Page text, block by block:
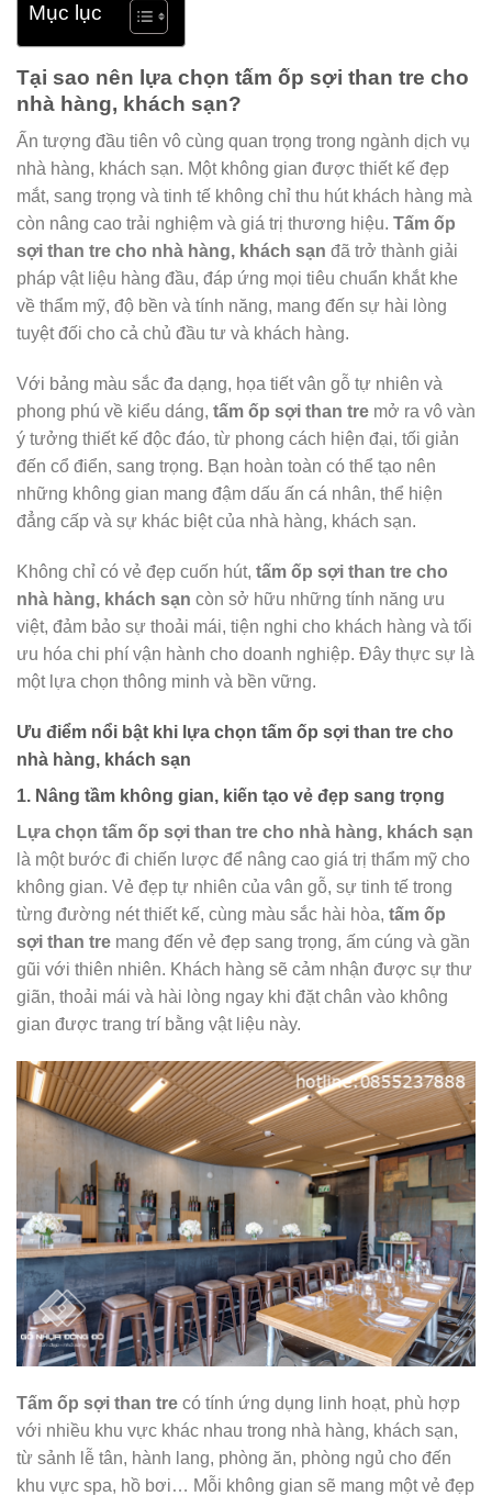
Mục lục
Tại sao nên lựa chọn tấm ốp sợi than tre cho
nhà hàng, khách sạn?
Ấn tượng đầu tiên vô cùng quan trọng trong ngành dịch vụ
nhà hàng, khách sạn. Một không gian được thiết kế đẹp
mắt, sang trọng và tinh tế không chỉ thu hút khách hàng mà
còn nâng cao trải nghiệm và giá trị thương hiệu. Tấm ốp
sợi than tre cho nhà hàng, khách sạn đã trở thành giải
pháp vật liệu hàng đầu, đáp ứng mọi tiêu chuẩn khắt khe
về thẩm mỹ, độ bền và tính năng, mang đến sự hài lòng
tuyệt đối cho cả chủ đầu tư và khách hàng.
Với bảng màu sắc đa dạng, họa tiết vân gỗ tự nhiên và
phong phú về kiểu dáng, tấm ốp sợi than tre mở ra vô vàn
ý tưởng thiết kế độc đáo, từ phong cách hiện đại, tối giản
đến cổ điển, sang trọng. Bạn hoàn toàn có thể tạo nên
những không gian mang đậm dấu ấn cá nhân, thể hiện
đẳng cấp và sự khác biệt của nhà hàng, khách sạn.
Không chỉ có vẻ đẹp cuốn hút, tấm ốp sợi than tre cho
nhà hàng, khách sạn còn sở hữu những tính năng ưu
việt, đảm bảo sự thoải mái, tiện nghi cho khách hàng và tối
ưu hóa chi phí vận hành cho doanh nghiệp. Đây thực sự là
một lựa chọn thông minh và bền vững.
Ưu điểm nổi bật khi lựa chọn tấm ốp sợi than tre cho
nhà hàng, khách sạn
1. Nâng tầm không gian, kiến tạo vẻ đẹp sang trọng
Lựa chọn tấm ốp sợi than tre cho nhà hàng, khách sạn
là một bước đi chiến lược để nâng cao giá trị thẩm mỹ cho
không gian. Vẻ đẹp tự nhiên của vân gỗ, sự tinh tế trong
từng đường nét thiết kế, cùng màu sắc hài hòa, tấm ốp
sợi than tre mang đến vẻ đẹp sang trọng, ấm cúng và gần
gũi với thiên nhiên. Khách hàng sẽ cảm nhận được sự thư
giãn, thoải mái và hài lòng ngay khi đặt chân vào không
gian được trang trí bằng vật liệu này.
Tấm ốp sợi than tre có tính ứng dụng linh hoạt, phù hợp
với nhiều khu vực khác nhau trong nhà hàng, khách sạn,
từ sảnh lễ tân, hành lang, phòng ăn, phòng ngủ cho đến
khu vực spa, hồ bơi… Mỗi không gian sẽ mang một vẻ đẹp